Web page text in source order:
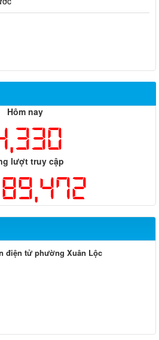
Hôm nay
lượt truy cập
điện tử phường Xuân Lộc